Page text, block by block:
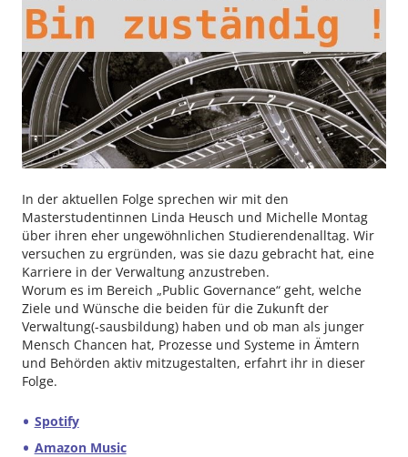
In der aktuellen Folge sprechen wir mit den
Masterstudentinnen Linda Heusch und Michelle Montag
über ihren eher ungewöhnlichen Studierendenalltag. Wir
versuchen zu ergründen, was sie dazu gebracht hat, eine
Karriere in der Verwaltung anzustreben.
Worum es im Bereich „Public Governance“ geht, welche
Ziele und Wünsche die beiden für die Zukunft der
Verwaltung(-sausbildung) haben und ob man als junger
Mensch Chancen hat, Prozesse und Systeme in Ämtern
und Behörden aktiv mitzugestalten, erfahrt ihr in dieser
Folge.
Spotify
Amazon Music